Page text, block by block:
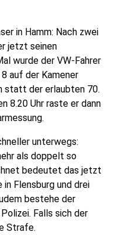
in Hamm: Nach zwei
jetzt seinen
wurde der VW-Fahrer
auf der Kamener
der erlaubten 70.
8.20 Uhr raste er dann
unterwegs:
als doppelt so
bedeutet das jetzt
Flensburg und drei
bestehe der
Falls sich der
Strafe.